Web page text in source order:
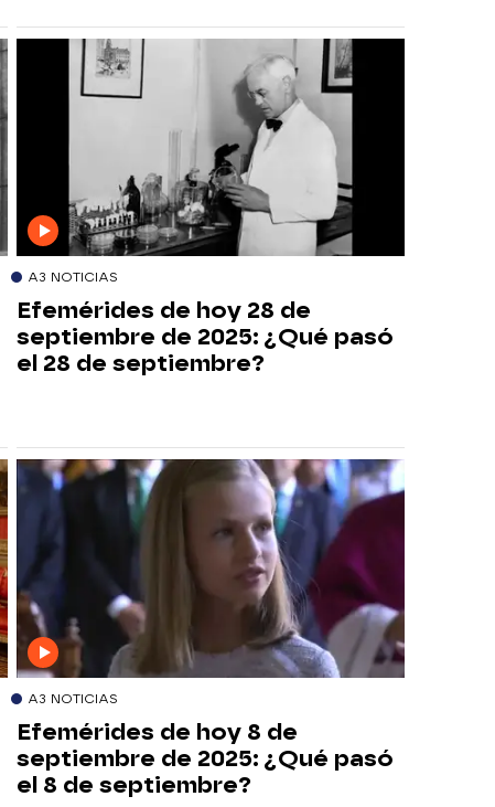
A3 NOTICIAS
Efemérides de hoy 28 de
septiembre de 2025: ¿Qué pasó
el 28 de septiembre?
A3 NOTICIAS
Efemérides de hoy 8 de
septiembre de 2025: ¿Qué pasó
el 8 de septiembre?